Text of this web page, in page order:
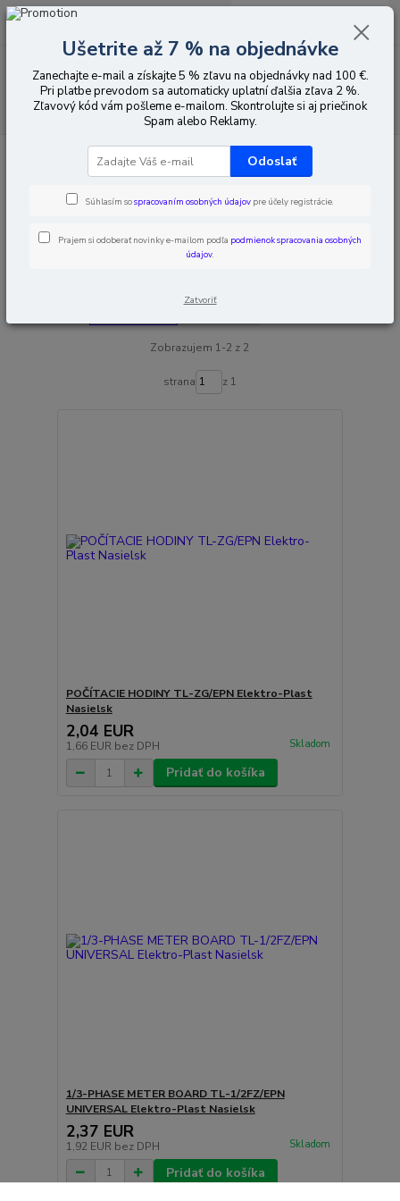
Hľadať
0,00 EUR
Elektroinštalačný materiál
Rozvádzacie skrine a elektromerové
Elektromerové skrine
Elektromerové skrine
Upresniť parametre
Najdrahšie
Zobrazujem 1-2 z 2
strana z 1
POČÍTACIE HODINY TL-ZG/EPN Elektro-Plast
Nasielsk
2,04 EUR
1,66 EUR bez DPH Skladom
Pridať do košíka
1/3-PHASE METER BOARD TL-1/2FZ/EPN
UNIVERSAL Elektro-Plast Nasielsk
2,37 EUR
1,92 EUR bez DPH Skladom
Pridať do košíka
Ušetrite až 7 % na objednávke
Zanechajte e-mail a získajte 5 % zľavu na objednávky nad 100 €.
Pri platbe prevodom sa automaticky uplatní ďalšia zľava 2 %.
Zľavový kód vám pošleme e-mailom. Skontrolujte si aj priečinok
Spam alebo Reklamy.
Odoslať
Súhlasím sospracovaním osobných údajov pre účely registrácie.
Prajem si odoberať novinky e-mailom podľa podmienok spracovania osobných
údajov.
Zatvoriť